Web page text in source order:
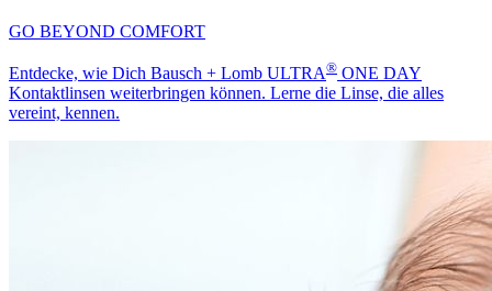
GO BEYOND COMFORT
Entdecke, wie Dich Bausch + Lomb ULTRA® ONE DAY
Kontaktlinsen weiterbringen können. Lerne die Linse, die alles
vereint, kennen.